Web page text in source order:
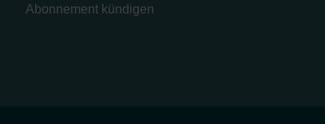
Abonnement kündigen